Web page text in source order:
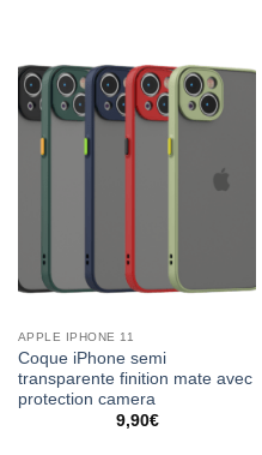
APPLE IPHONE 11
Coque iPhone semi
transparente finition mate avec
protection camera
9,90€